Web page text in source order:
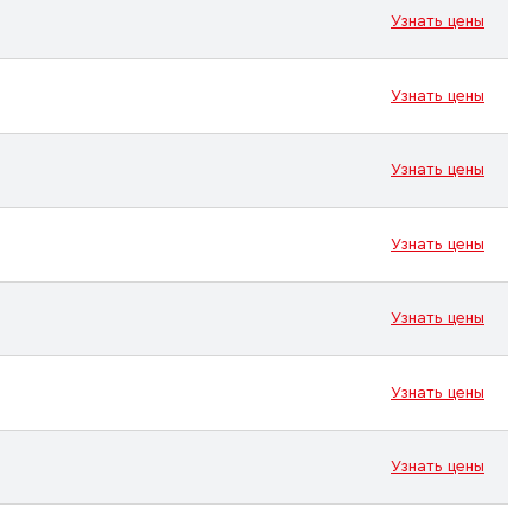
Узнать цены
Узнать цены
Узнать цены
Узнать цены
Узнать цены
Узнать цены
Узнать цены